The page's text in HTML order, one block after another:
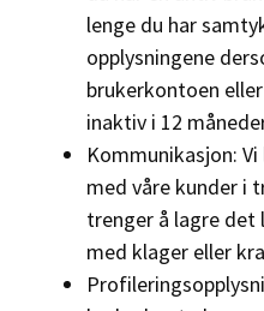
lenge du har
opplysningene
brukerkontoen
inaktiv i 12
Kommunikasjon:
med våre kunder i
trenger å lagre det
med klager eller